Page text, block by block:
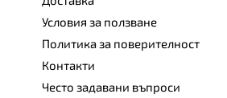
Условия за ползване
Политика за поверителност
Контакти
Често задавани въпроси